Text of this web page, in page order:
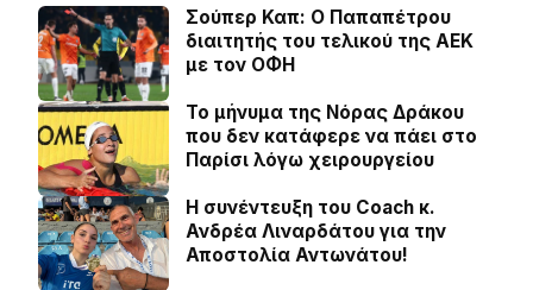
Σούπερ Καπ: Ο Παπαπέτρου
διαιτητής του τελικού της ΑΕΚ
με τον ΟΦΗ
Το μήνυμα της Νόρας Δράκου
που δεν κατάφερε να πάει στο
Παρίσι λόγω χειρουργείου
H συνέντευξη του Coach κ.
Ανδρέα Λιναρδάτου για την
Αποστολία Αντωνάτου!